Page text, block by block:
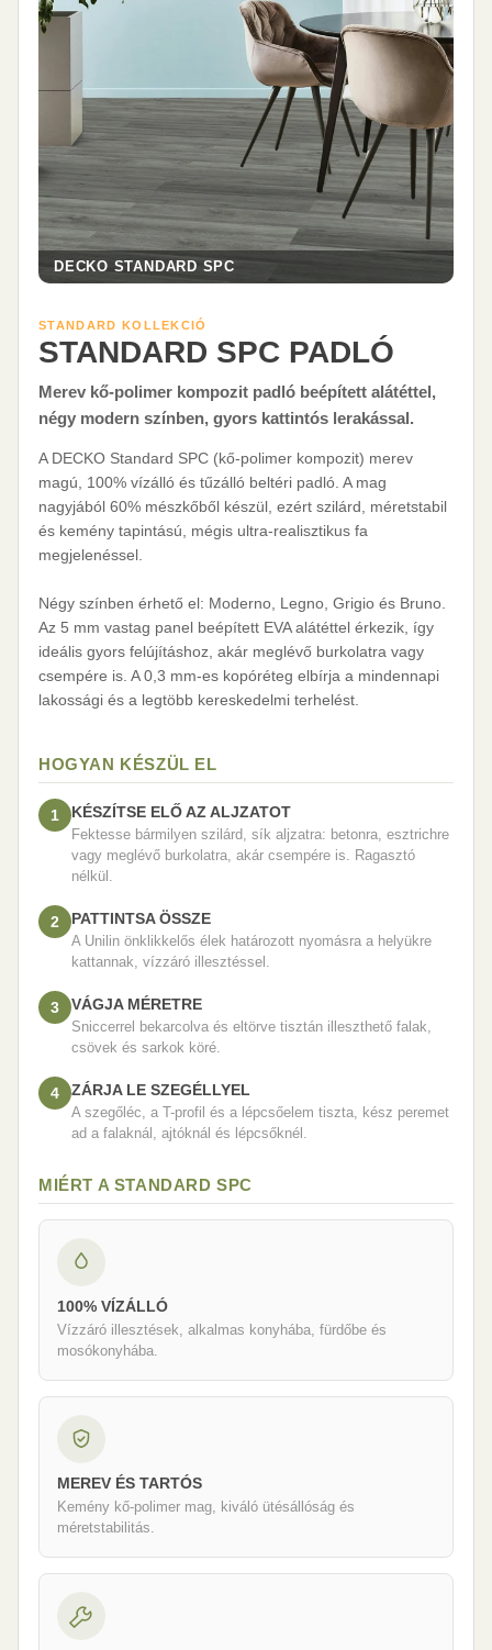
DECKO STANDARD SPC
STANDARD KOLLEKCIÓ
STANDARD SPC PADLÓ
Merev kő-polimer kompozit padló beépített alátéttel,
négy modern színben, gyors kattintós lerakással.
A DECKO Standard SPC (kő-polimer kompozit) merev
magú, 100% vízálló és tűzálló beltéri padló. A mag
nagyjából 60% mészkőből készül, ezért szilárd, méretstabil
és kemény tapintású, mégis ultra-realisztikus fa
megjelenéssel.
Négy színben érhető el: Moderno, Legno, Grigio és Bruno.
Az 5 mm vastag panel beépített EVA alátéttel érkezik, így
ideális gyors felújításhoz, akár meglévő burkolatra vagy
csempére is. A 0,3 mm-es kopóréteg elbírja a mindennapi
lakossági és a legtöbb kereskedelmi terhelést.
HOGYAN KÉSZÜL EL
1 KÉSZÍTSE ELŐ AZ ALJZATOT
Fektesse bármilyen szilárd, sík aljzatra: betonra, esztrichre
vagy meglévő burkolatra, akár csempére is. Ragasztó
nélkül.
2 PATTINTSA ÖSSZE
A Unilin önklikkelős élek határozott nyomásra a helyükre
kattannak, vízzáró illesztéssel.
3 VÁGJA MÉRETRE
Sniccerrel bekarcolva és eltörve tisztán illeszthető falak,
csövek és sarkok köré.
4 ZÁRJA LE SZEGÉLLYEL
A szegőléc, a T-profil és a lépcsőelem tiszta, kész peremet
ad a falaknál, ajtóknál és lépcsőknél.
MIÉRT A STANDARD SPC
100% VÍZÁLLÓ
Vízzáró illesztések, alkalmas konyhába, fürdőbe és
mosókonyhába.
MEREV ÉS TARTÓS
Kemény kő-polimer mag, kiváló ütésállóság és
méretstabilitás.